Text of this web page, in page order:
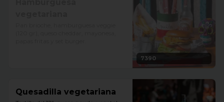
7390
Quesadilla vegetariana